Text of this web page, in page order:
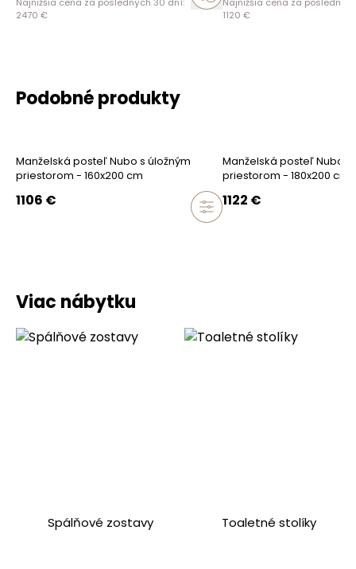
2470 €
1120 €
Podobné produkty
Manželská posteľ Nubo s úložným
priestorom - 160x200 cm
1106 €
Manželská posteľ Nubo s
priestorom - 180x200 cm
1122 €
Viac nábytku
Spálňové zostavy Toaletné stolíky